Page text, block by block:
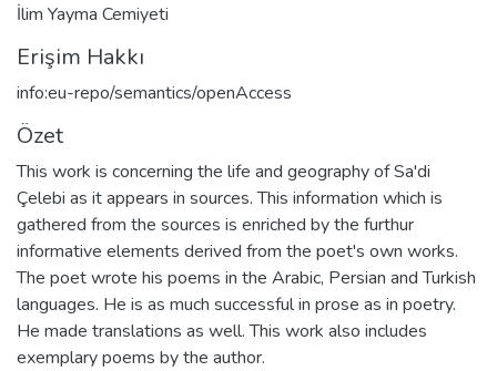
İlim Yayma Cemiyeti
Erişim Hakkı
info:eu-repo/semantics/openAccess
Özet
This work is concerning the life and geography of Sa'di
Çelebi as it appears in sources. This information which is
gathered from the sources is enriched by the furthur
informative elements derived from the poet's own works.
The poet wrote his poems in the Arabic, Persian and Turkish
languages. He is as much successful in prose as in poetry.
He made translations as well. This work also includes
exemplary poems by the author.